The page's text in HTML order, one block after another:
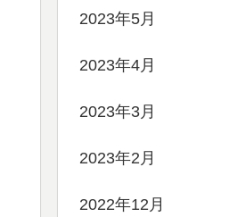
2023年5月
2023年4月
2023年3月
2023年2月
2022年12月